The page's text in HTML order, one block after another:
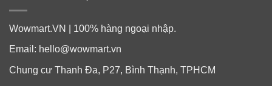
Wowmart.VN | 100% hàng ngoại nhập.
Email: hello@wowmart.vn
Chung cư Thanh Đa, P27, Bình Thạnh, TPHCM